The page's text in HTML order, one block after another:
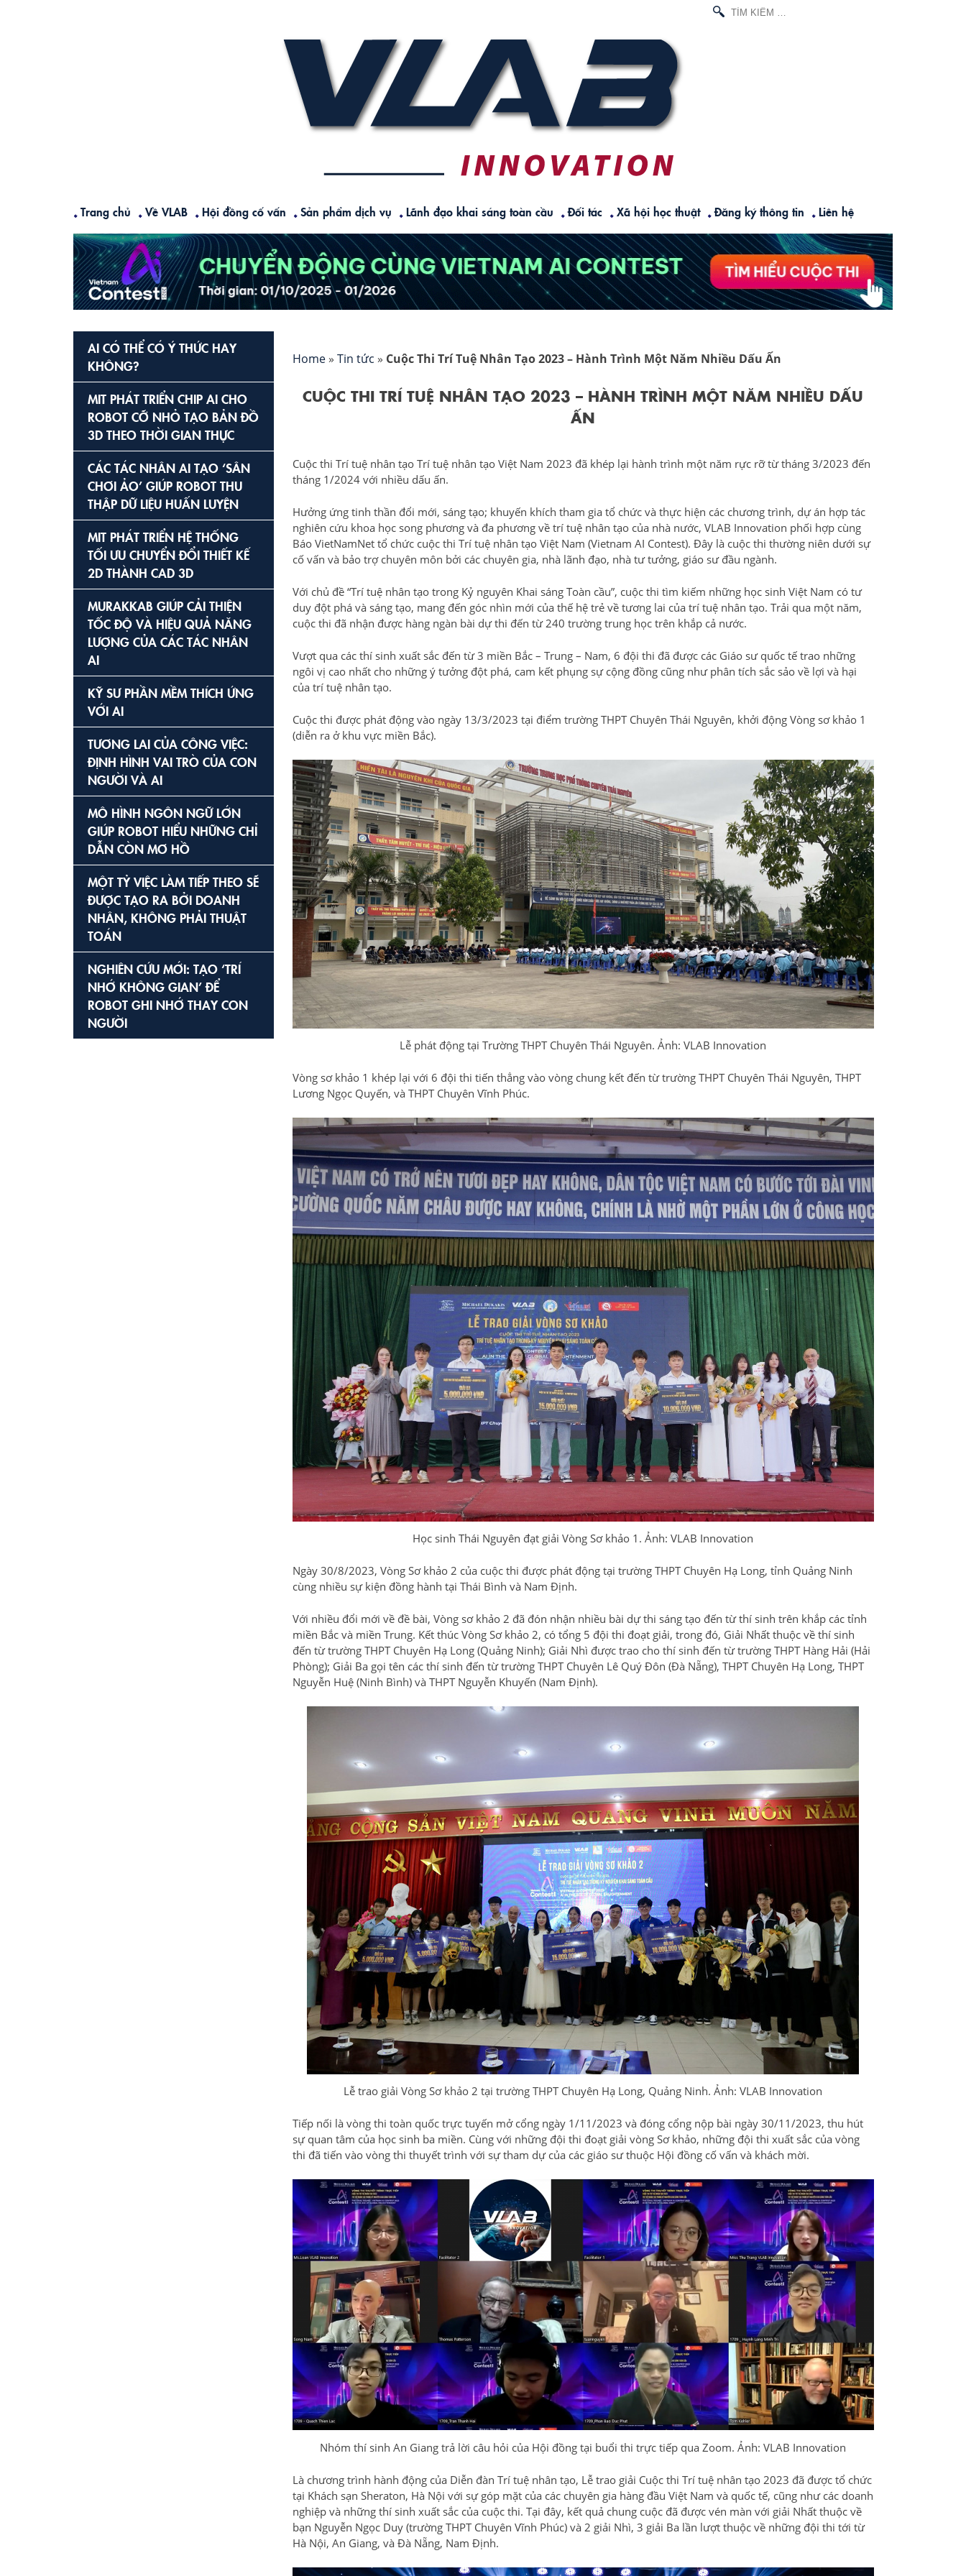
TÌM
KIẾM
Trang chủ Về VLAB Hội đồng cố vấn Sản phẩm dịch vụ Lãnh đạo khai sáng toàn cầu Đối tác Xã hội học thuật Đăng ký thông tin Liên hệ
Home» Tin tức » Cuộc Thi Trí Tuệ Nhân Tạo 2023 – Hành Trình Một Năm Nhiều Dấu Ấn
CUỘC THI TRÍ TUỆ NHÂN TẠO 2023 – HÀNH TRÌNH MỘT NĂM NHIỀU DẤU
ẤN
Cuộc thi Trí tuệ nhân tạo Trí tuệ nhân tạo Việt Nam 2023 đã khép lại hành trình một năm rực rỡ từ tháng 3/2023 đến
tháng 1/2024 với nhiều dấu ấn.
Hưởng ứng tinh thần đổi mới, sáng tạo; khuyến khích tham gia tổ chức và thực hiện các chương trình, dự án hợp tác
nghiên cứu khoa học song phương và đa phương về trí tuệ nhân tạo của nhà nước, VLAB Innovation phối hợp cùng
Báo VietNamNet tổ chức cuộc thi Trí tuệ nhân tạo Việt Nam (Vietnam AI Contest). Đây là cuộc thi thường niên dưới sự
cố vấn và bảo trợ chuyên môn bởi các chuyên gia, nhà lãnh đạo, nhà tư tưởng, giáo sư đầu ngành.
Với chủ đề “Trí tuệ nhân tạo trong Kỷ nguyên Khai sáng Toàn cầu”, cuộc thi tìm kiếm những học sinh Việt Nam có tư
duy đột phá và sáng tạo, mang đến góc nhìn mới của thế hệ trẻ về tương lai của trí tuệ nhân tạo. Trải qua một năm,
cuộc thi đã nhận được hàng ngàn bài dự thi đến từ 240 trường trung học trên khắp cả nước.
Vượt qua các thí sinh xuất sắc đến từ 3 miền Bắc – Trung – Nam, 6 đội thi đã được các Giáo sư quốc tế trao những
ngôi vị cao nhất cho những ý tưởng đột phá, cam kết phụng sự cộng đồng cũng như phân tích sắc sảo về lợi và hại
của trí tuệ nhân tạo.
Cuộc thi được phát động vào ngày 13/3/2023 tại điểm trường THPT Chuyên Thái Nguyên, khởi động Vòng sơ khảo 1
(diễn ra ở khu vực miền Bắc).
Lễ phát động tại Trường THPT Chuyên Thái Nguyên. Ảnh: VLAB Innovation
Vòng sơ khảo 1 khép lại với 6 đội thi tiến thẳng vào vòng chung kết đến từ trường THPT Chuyên Thái Nguyên, THPT
Lương Ngọc Quyến, và THPT Chuyên Vĩnh Phúc.
Học sinh Thái Nguyên đạt giải Vòng Sơ khảo 1. Ảnh: VLAB Innovation
Ngày 30/8/2023, Vòng Sơ khảo 2 của cuộc thi được phát động tại trường THPT Chuyên Hạ Long, tỉnh Quảng Ninh
cùng nhiều sự kiện đồng hành tại Thái Bình và Nam Định.
Với nhiều đổi mới về đề bài, Vòng sơ khảo 2 đã đón nhận nhiều bài dự thi sáng tạo đến từ thí sinh trên khắp các tỉnh
miền Bắc và miền Trung. Kết thúc Vòng Sơ khảo 2, có tổng 5 đội thi đoạt giải, trong đó, Giải Nhất thuộc về thí sinh
đến từ trường THPT Chuyên Hạ Long (Quảng Ninh); Giải Nhì được trao cho thí sinh đến từ trường THPT Hàng Hải (Hải
Phòng); Giải Ba gọi tên các thí sinh đến từ trường THPT Chuyên Lê Quý Đôn (Đà Nẵng), THPT Chuyên Hạ Long, THPT
Nguyễn Huệ (Ninh Bình) và THPT Nguyễn Khuyến (Nam Định).
Lễ trao giải Vòng Sơ khảo 2 tại trường THPT Chuyên Hạ Long, Quảng Ninh. Ảnh: VLAB Innovation
Tiếp nối là vòng thi toàn quốc trực tuyến mở cổng ngày 1/11/2023 và đóng cổng nộp bài ngày 30/11/2023, thu hút
sự quan tâm của học sinh ba miền. Cùng với những đội thi đoạt giải vòng Sơ khảo, những đội thi xuất sắc của vòng
thi đã tiến vào vòng thi thuyết trình với sự tham dự của các giáo sư thuộc Hội đồng cố vấn và khách mời.
Nhóm thí sinh An Giang trả lời câu hỏi của Hội đồng tại buổi thi trực tiếp qua Zoom. Ảnh: VLAB Innovation
Là chương trình hành động của Diễn đàn Trí tuệ nhân tạo, Lễ trao giải Cuộc thi Trí tuệ nhân tạo 2023 đã được tổ chức
tại Khách sạn Sheraton, Hà Nội với sự góp mặt của các chuyên gia hàng đầu Việt Nam và quốc tế, cũng như các doanh
nghiệp và những thí sinh xuất sắc của cuộc thi. Tại đây, kết quả chung cuộc đã được vén màn với giải Nhất thuộc về
bạn Nguyễn Ngọc Duy (trường THPT Chuyên Vĩnh Phúc) và 2 giải Nhì, 3 giải Ba lần lượt thuộc về những đội thi tới từ
Hà Nội, An Giang, và Đà Nẵng, Nam Định.
AI CÓ THỂ CÓ Ý THỨC HAY
KHÔNG?
MIT PHÁT TRIỂN CHIP AI CHO
ROBOT CỠ NHỎ TẠO BẢN ĐỒ
3D THEO THỜI GIAN THỰC
CÁC TÁC NHÂN AI TẠO ‘SÂN
CHƠI ẢO’ GIÚP ROBOT THU
THẬP DỮ LIỆU HUẤN LUYỆN
MIT PHÁT TRIỂN HỆ THỐNG
TỐI ƯU CHUYỂN ĐỔI THIẾT KẾ
2D THÀNH CAD 3D
MURAKKAB GIÚP CẢI THIỆN
TỐC ĐỘ VÀ HIỆU QUẢ NĂNG
LƯỢNG CỦA CÁC TÁC NHÂN
AI
KỸ SƯ PHẦN MỀM THÍCH ỨNG
VỚI AI
TƯƠNG LAI CỦA CÔNG VIỆC:
ĐỊNH HÌNH VAI TRÒ CỦA CON
NGƯỜI VÀ AI
MÔ HÌNH NGÔN NGỮ LỚN
GIÚP ROBOT HIỂU NHỮNG CHỈ
DẪN CÒN MƠ HỒ
MỘT TỶ VIỆC LÀM TIẾP THEO SẼ
ĐƯỢC TẠO RA BỞI DOANH
NHÂN, KHÔNG PHẢI THUẬT
TOÁN
NGHIÊN CỨU MỚI: TẠO ‘TRÍ
NHỚ KHÔNG GIAN’ ĐỂ
ROBOT GHI NHỚ THAY CON
NGƯỜI